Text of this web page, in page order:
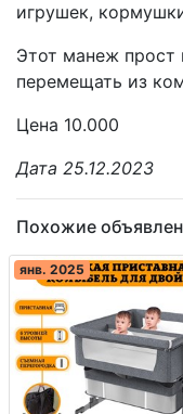
игрушек,
Этот манеж прост
перемещать из
Цена 10.000
Дата 25.12.2023
Похожие
янв. 2025